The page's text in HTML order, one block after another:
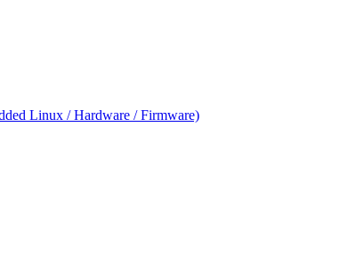
Linux / Hardware / Firmware)